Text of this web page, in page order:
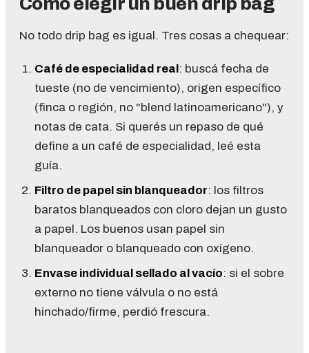
No todo drip bag es igual. Tres cosas a chequear:
Café de especialidad real: buscá fecha de
tueste (no de vencimiento), origen específico
(finca o región, no "blend latinoamericano"), y
notas de cata. Si querés un repaso de qué
define a un café de especialidad, leé esta
guía.
Filtro de papel sin blanqueador: los filtros
baratos blanqueados con cloro dejan un gusto
a papel. Los buenos usan papel sin
blanqueador o blanqueado con oxígeno.
Envase individual sellado al vacío: si el sobre
externo no tiene válvula o no está
hinchado/firme, perdió frescura.